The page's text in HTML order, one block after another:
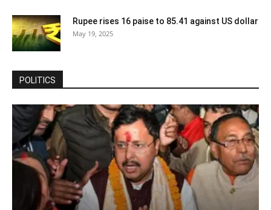
Rupee rises 16 paise to 85.41 against US dollar
May 19, 2025
POLITICS